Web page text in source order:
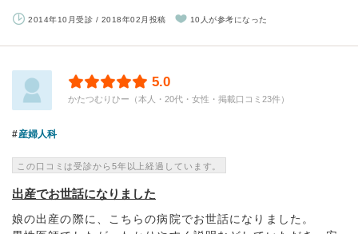
2014年10月受診 / 2018年02月投稿 10人が参考になった
5.0
かたつむりひー（本人・20代・女性・掲載口コミ23件）
産婦人科
この口コミは受診から5年以上経過しています。
出産でお世話になりました
娘の出産の際に、こちらの病院でお世話になりました。